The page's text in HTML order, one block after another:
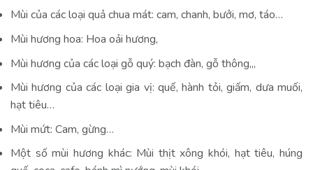
Mùi của các loại quả chua mát: cam, chanh, bưởi, mơ, táo…
Mùi hương hoa: Hoa oải hương,
Mùi hương của các loại gỗ quý: bạch đàn, gỗ thông,,,
Mùi hương của các loại gia vị: quế, hành tỏi, giấm, dưa muối,
hạt tiêu…
Mùi mứt: Cam, gừng…
Một số mùi hương khác: Mùi thịt xông khói, hạt tiêu, húng